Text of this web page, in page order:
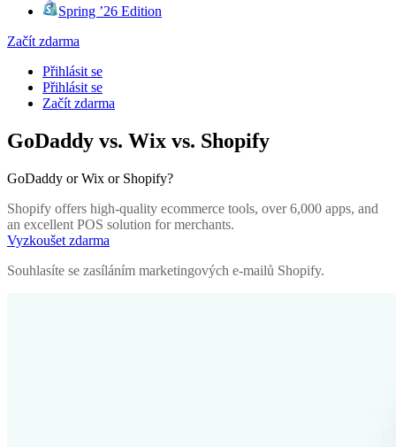
Spring ’26 Edition
Začít zdarma
Přihlásit se
Přihlásit se
Začít zdarma
GoDaddy vs. Wix vs. Shopify
GoDaddy or Wix or Shopify?
Shopify offers high-quality ecommerce tools, over 6,000 apps, and
an excellent POS solution for merchants.
Vyzkoušet zdarma
Souhlasíte se zasíláním marketingových e-mailů Shopify.